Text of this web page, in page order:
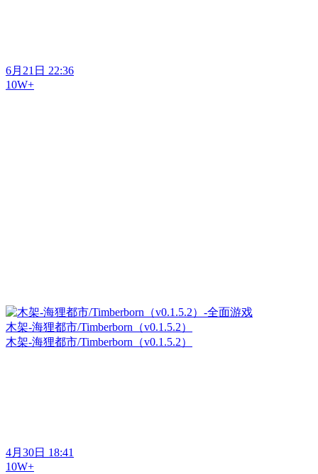
6月21日 22:36
10W+
木架-海狸都市/Timberborn（v0.1.5.2）
木架-海狸都市/Timberborn（v0.1.5.2）
4月30日 18:41
10W+